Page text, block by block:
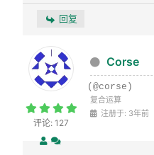
回复
评论: 127
Corse
(@corse)
复合运算
注册于: 3年前